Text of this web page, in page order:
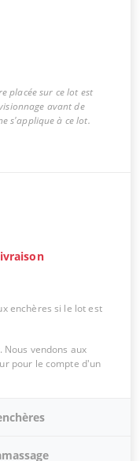
placée sur ce lot est
avant de
s'applique à ce lot.
enchères si le lot est
Nous vendons aux
pour le compte d'un